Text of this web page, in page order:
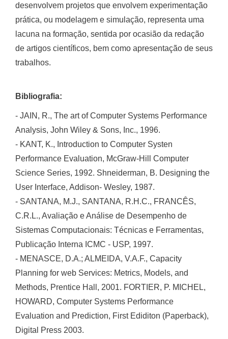
desenvolvem projetos que envolvem experimentação
prática, ou modelagem e simulação, representa uma
lacuna na formação, sentida por ocasião da redação
de artigos científicos, bem como apresentação de seus
trabalhos.
Bibliografia:
- JAIN, R., The art of Computer Systems Performance
Analysis, John Wiley & Sons, Inc., 1996.
- KANT, K., Introduction to Computer Systen
Performance Evaluation, McGraw-Hill Computer
Science Series, 1992. Shneiderman, B. Designing the
User Interface, Addison- Wesley, 1987.
- SANTANA, M.J., SANTANA, R.H.C., FRANCÊS,
C.R.L., Avaliação e Análise de Desempenho de
Sistemas Computacionais: Técnicas e Ferramentas,
Publicação Interna ICMC - USP, 1997.
- MENASCE, D.A.; ALMEIDA, V.A.F., Capacity
Planning for web Services: Metrics, Models, and
Methods, Prentice Hall, 2001. FORTIER, P. MICHEL,
HOWARD, Computer Systems Performance
Evaluation and Prediction, First Ediditon (Paperback),
Digital Press 2003.